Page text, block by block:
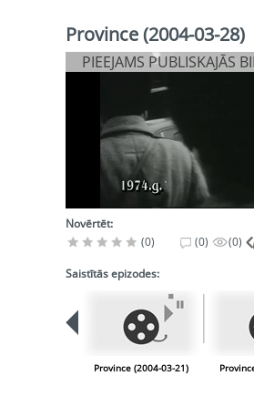
Province (2004-03-28)
PIEEJAMS PUBLISKAJĀS
Novērtēt:
(0)
(0) (0)
Saistītās epizodes:
Province (2004-03-21)